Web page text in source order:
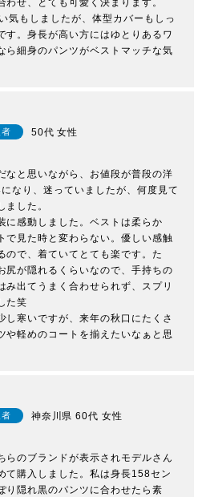
せ、とても可愛く決まります。
気もしましたが、体型カバーもしっ
す。身長が高い方にはゆとりあるワ
ら細身のパンツがベストマッチな気
50代 女性
なと思いながら、お値段が普段の洋
なり、迷っていましたが、何度見て
ました。
に感動しました。ベストは柔らか
で見た時と変わらない。優しい感触
ので、着ていてとても楽です。た
尻が隠れるくらいなので、手持ちの
み出てうまく合わせられず、スプリ
た笑
し寒いですが、来年の秋口にたくさ
や軽めのコートを揃えたいなぁと思
神奈川県 60代 女性
らのブランドが表示されモデルさん
て購入しました。私は身長158セン
り隠れ黒のパンツに合わせたら素